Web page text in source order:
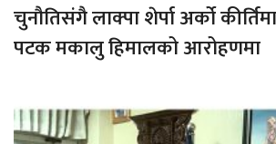
चुनौतिसंगै लाक्पा शेर्पा अर्को
पटक मकालु हिमालको आरोहणमा